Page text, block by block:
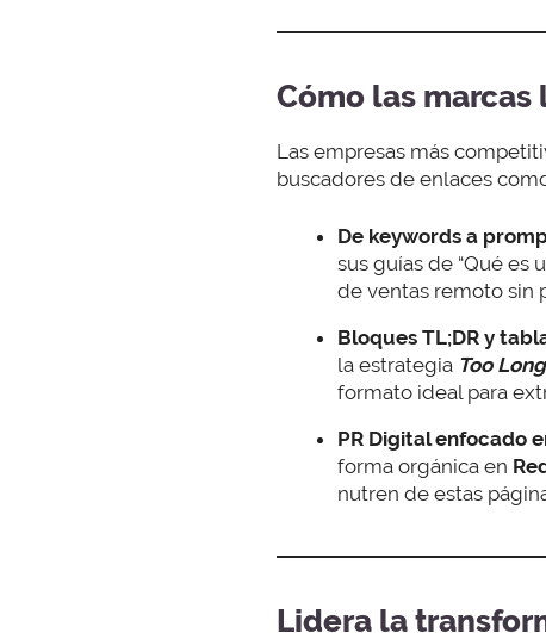
Cómo las marcas
Las empresas más
buscadores de enlaces
De keywords a
sus guías de “Qué es
de ventas remoto sin
Bloques TL;DR y
la estrategia Too
formato ideal para
PR Digital enfocado
forma orgánica en
nutren de estas
Lidera la